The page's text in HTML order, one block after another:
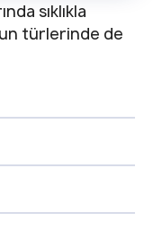
sıklıkla
türlerinde de